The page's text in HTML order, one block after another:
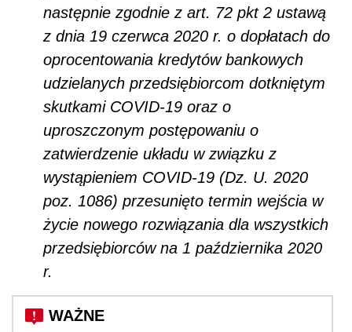
następnie zgodnie z art. 72 pkt 2 ustawą
z dnia 19 czerwca 2020 r. o dopłatach do
oprocentowania kredytów bankowych
udzielanych przedsiębiorcom dotkniętym
skutkami COVID-19 oraz o
uproszczonym postępowaniu o
zatwierdzenie układu w związku z
wystąpieniem COVID-19 (Dz. U. 2020
poz. 1086) przesunięto termin wejścia w
życie nowego rozwiązania dla wszystkich
przedsiębiorców na 1 października 2020
r.